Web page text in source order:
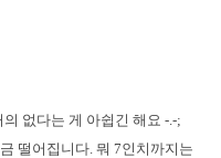
없다는 게 아쉽긴 해요 -.-;
떨어집니다. 뭐 7인치까지는